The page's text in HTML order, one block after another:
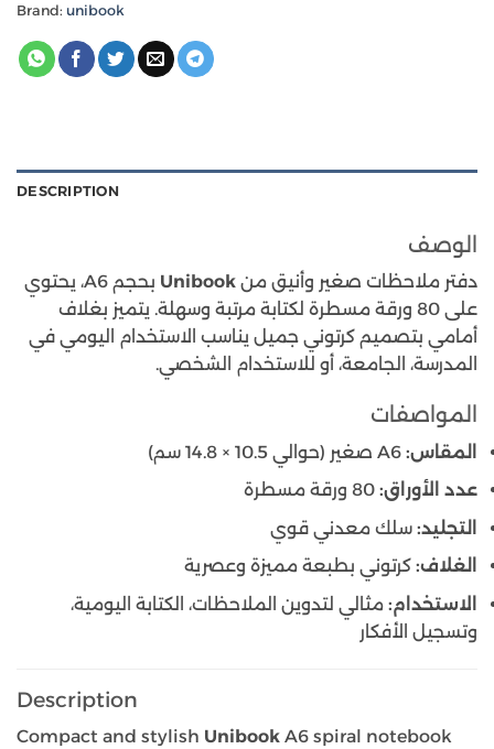
Brand: unibook
DESCRIPTION
الوصف
دفتر ملاحظات صغير وأنيق من Unibook
بحجم A6، يحتوي
على 80 ورقة مسطرة لكتابة مرتبة وسهلة. يتميز بغلاف
أمامي بتصميم كرتوني جميل يناسب الاستخدام اليومي في
المدرسة، الجامعة، أو للاستخدام الشخصي.
المواصفات
المقاس:
عدد الأوراق:
التجليد: سلك معدني قوي
الغلاف: كرتوني بطبعة مميزة وعصرية
الاستخدام: مثالي لتدوين الملاحظات، الكتابة اليومية،
وتسجيل الأفكار
Description
Compact and stylish Unibook A6 spiral notebook